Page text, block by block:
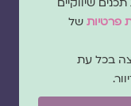
של
בכל עת